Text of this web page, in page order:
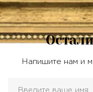
Напишите нам и